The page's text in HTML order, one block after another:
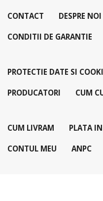
CONTACT DESPRE NOI
CONDITII DE GARANTIE
PROTECTIE DATE SI
PRODUCATORI CUM
CUM LIVRAM PLATA
CONTUL MEU ANPC